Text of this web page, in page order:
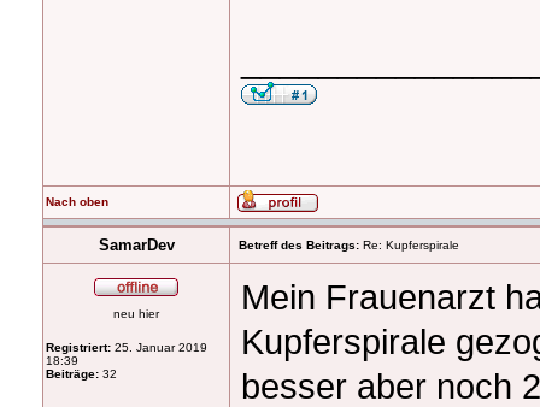
Nach oben
SamarDev Betreff des Beitrags: Re: Kupferspirale
neu hier
Registriert: 25. Januar 2019
18:39
Beiträge: 32
Mein Frauenarzt
Kupferspirale
besser aber noch